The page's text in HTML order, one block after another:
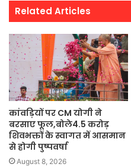
Related Articles
कांवड़ियों पर CM योगी ने
बरसाए फूल,बोले4.5 करोड़
शिवभक्तों के स्वागत में आसमान
से होगी पुष्पवर्षा
August 8, 2026